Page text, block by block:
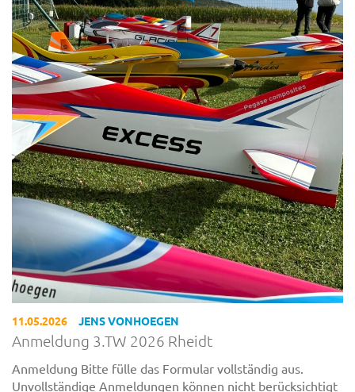
11.05.2026 JENS VONHOEGEN
Anmeldung 3.TW 2026 Rheidt
Anmeldung Bitte fülle das Formular vollständig aus.
Unvollständige Anmeldungen können nicht berücksichtigt